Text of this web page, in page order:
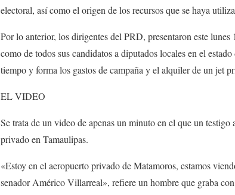
electoral, así como el origen de los recursos que se haya
Por lo anterior, los dirigentes del PRD, presentaron este
como de todos sus candidatos a diputados locales en el
tiempo y forma los gastos de campaña y el alquiler de un jet
EL VIDEO
Se trata de un video de apenas un minuto en el que un
privado en Tamaulipas.
«Estoy en el aeropuerto privado de Matamoros, estamos
senador Américo Villarreal», refiere un hombre que graba